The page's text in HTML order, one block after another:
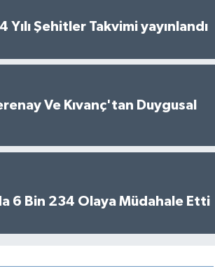
Şehitler Takvimi yayınlandı
Ve Kıvanç'tan Duygusal
6 Bin 234 Olaya Müdahale Etti